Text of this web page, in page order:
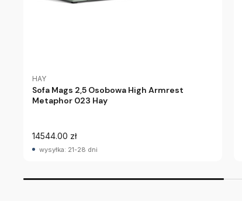
HAY
Sofa Mags 2,5 Osobowa High Armrest
Metaphor 023 Hay
14544.00 zł
wysyłka: 21-28 dni